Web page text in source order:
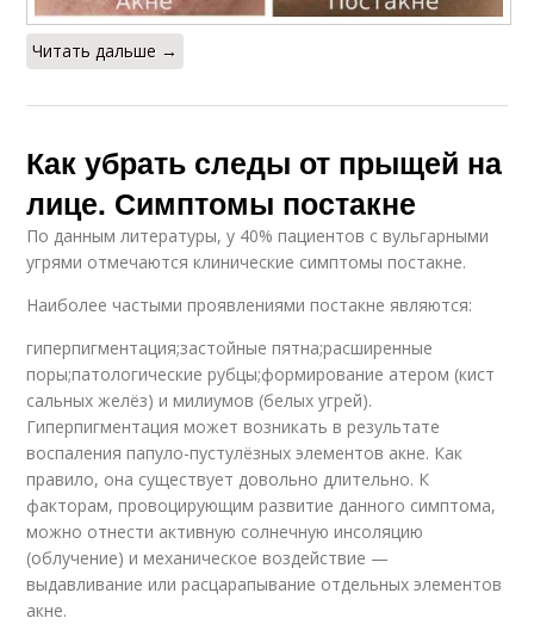
Читать дальше →
Как убрать следы от прыщей на
лице. Симптомы постакне
По данным литературы, у 40% пациентов с вульгарными
угрями отмечаются клинические симптомы постакне.
Наиболее частыми проявлениями постакне являются:
гиперпигментация;застойные пятна;расширенные
поры;патологические рубцы;формирование атером (кист
сальных желёз) и милиумов (белых угрей).
Гиперпигментация может возникать в результате
воспаления папуло-пустулёзных элементов акне. Как
правило, она существует довольно длительно. К
факторам, провоцирующим развитие данного симптома,
можно отнести активную солнечную инсоляцию
(облучение) и механическое воздействие —
выдавливание или расцарапывание отдельных элементов
акне.